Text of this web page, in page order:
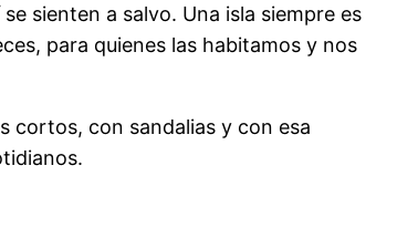
sienten a salvo. Una isla siempre es
para quienes las habitamos y nos
cortos, con sandalias y con esa